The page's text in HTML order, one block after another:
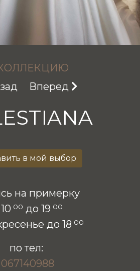
KAROLINE
Следующий: BRIELLE
Вперед
на примерку
00 до 19 00
до 18 00
по тел:
067140988